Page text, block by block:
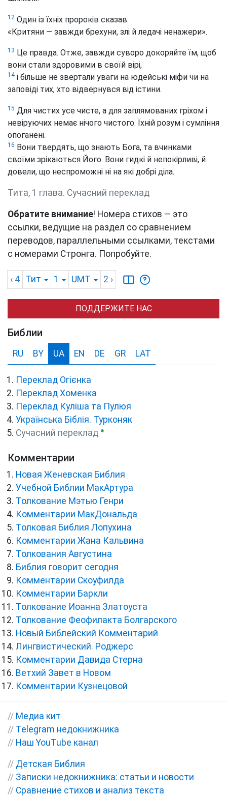
12 Один із їхніх пророків сказав:
«Критяни — завжди брехуни, злі й ледачі ненажери».
13 Це правда. Отже, завжди суворо докоряйте їм, щоб
вони стали здоровими в своїй вірі,
14і більше не звертали уваги на юдейські міфи чи на
заповіді тих, хто відвернувся від істини.
15 Для чистих усе чисте, а для заплямованих гріхом і
невіруючих немає нічого чистого. Їхній розум і сумління
опоганені.
16 Вони твердять, що знають Бога, та вчинками
своїми зрікаються Його. Вони гидкі й непокірливі, й
довели, що неспроможні ні на які добрі діла.
Тита, 1 глава. Сучасний переклад
Обратите внимание! Номера стихов — это
ссылки, ведущие на раздел со сравнением
переводов, параллельными ссылками, текстами
с номерами Стронга. Попробуйте.
‹ 4 Тит 1 UMT 2 ›
ПОДДЕРЖИТЕ НАС
Библии
RU BY UA EN DE GR LAT
Переклад Огієнка
Переклад Хоменка
Переклад Куліша та Пулюя
Українська Біблія. Турконяк
Сучасний переклад ●
Комментарии
Новая Женевская Библия
Учебной Библии МакАртура
Толкование Мэтью Генри
Комментарии МакДональда
Толковая Библия Лопухина
Комментарии Жана Кальвина
Толкования Августина
Библия говорит сегодня
Комментарии Скоуфилда
Комментарии Баркли
Толкование Иоанна Златоуста
Толкование Феофилакта Болгарского
Новый Библейский Комментарий
Лингвистический. Роджерс
Комментарии Давида Стерна
Ветхий Завет в Новом
Комментарии Кузнецовой
// Медиа кит
// Telegram недокнижника
// Наш YouTube канал
// Детская Библия
// Записки недокнижника: статьи и новости
// Сравнение стихов и анализ текста